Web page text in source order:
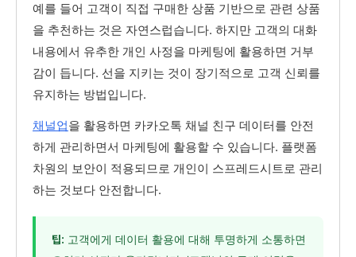
예를 들어 고객이 직접 구매한 상품 기반으로 관련 상품
을 추천하는 것은 자연스럽습니다. 하지만 고객의 대화
내용에서 유추한 개인 사정을 마케팅에 활용하면 거부
감이 듭니다. 선을 지키는 것이 장기적으로 고객 신뢰를
유지하는 방법입니다.
채널업을 활용하면 카카오톡 채널 친구 데이터를 안전
하게 관리하면서 마케팅에 활용할 수 있습니다. 플랫폼
차원의 보안이 적용되므로 개인이 스프레드시트로 관리
하는 것보다 안전합니다.
팁: 고객에게 데이터 활용에 대해 투명하게 소통하면